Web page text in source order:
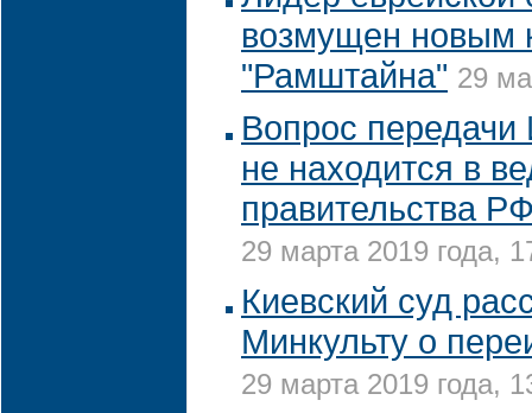
возмущен новым
"Рамштайна" 29
Вопрос
не находится в
правительства
29 марта 2019 года,
Киевский суд
Минкульту о
29 марта 2019 года,